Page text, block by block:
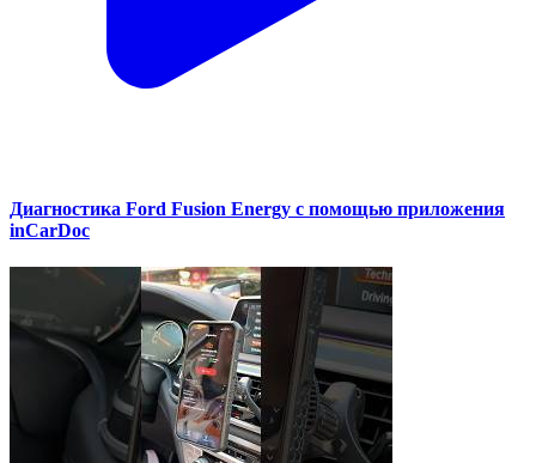
Диагностика Ford Fusion Energy с помощью приложения
inCarDoc